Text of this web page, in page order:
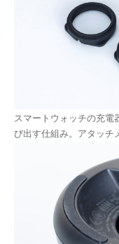
スマートウォッチの充電
び出す仕組み。アタッチ